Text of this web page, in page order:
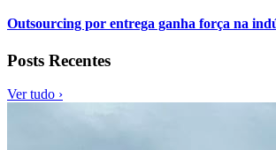
Outsourcing por entrega ganha força na
Posts Recentes
Ver tudo ›